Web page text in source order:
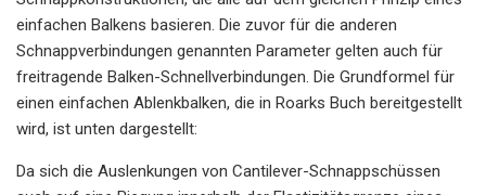
einfachen Balkens basieren. Die zuvor für die anderen
Schnappverbindungen genannten Parameter gelten auch für
freitragende Balken-Schnellverbindungen. Die Grundformel für
einen einfachen Ablenkbalken, die in Roarks Buch bereitgestellt
wird, ist unten dargestellt:
Da sich die Auslenkungen von Cantilever-Schnappschüssen